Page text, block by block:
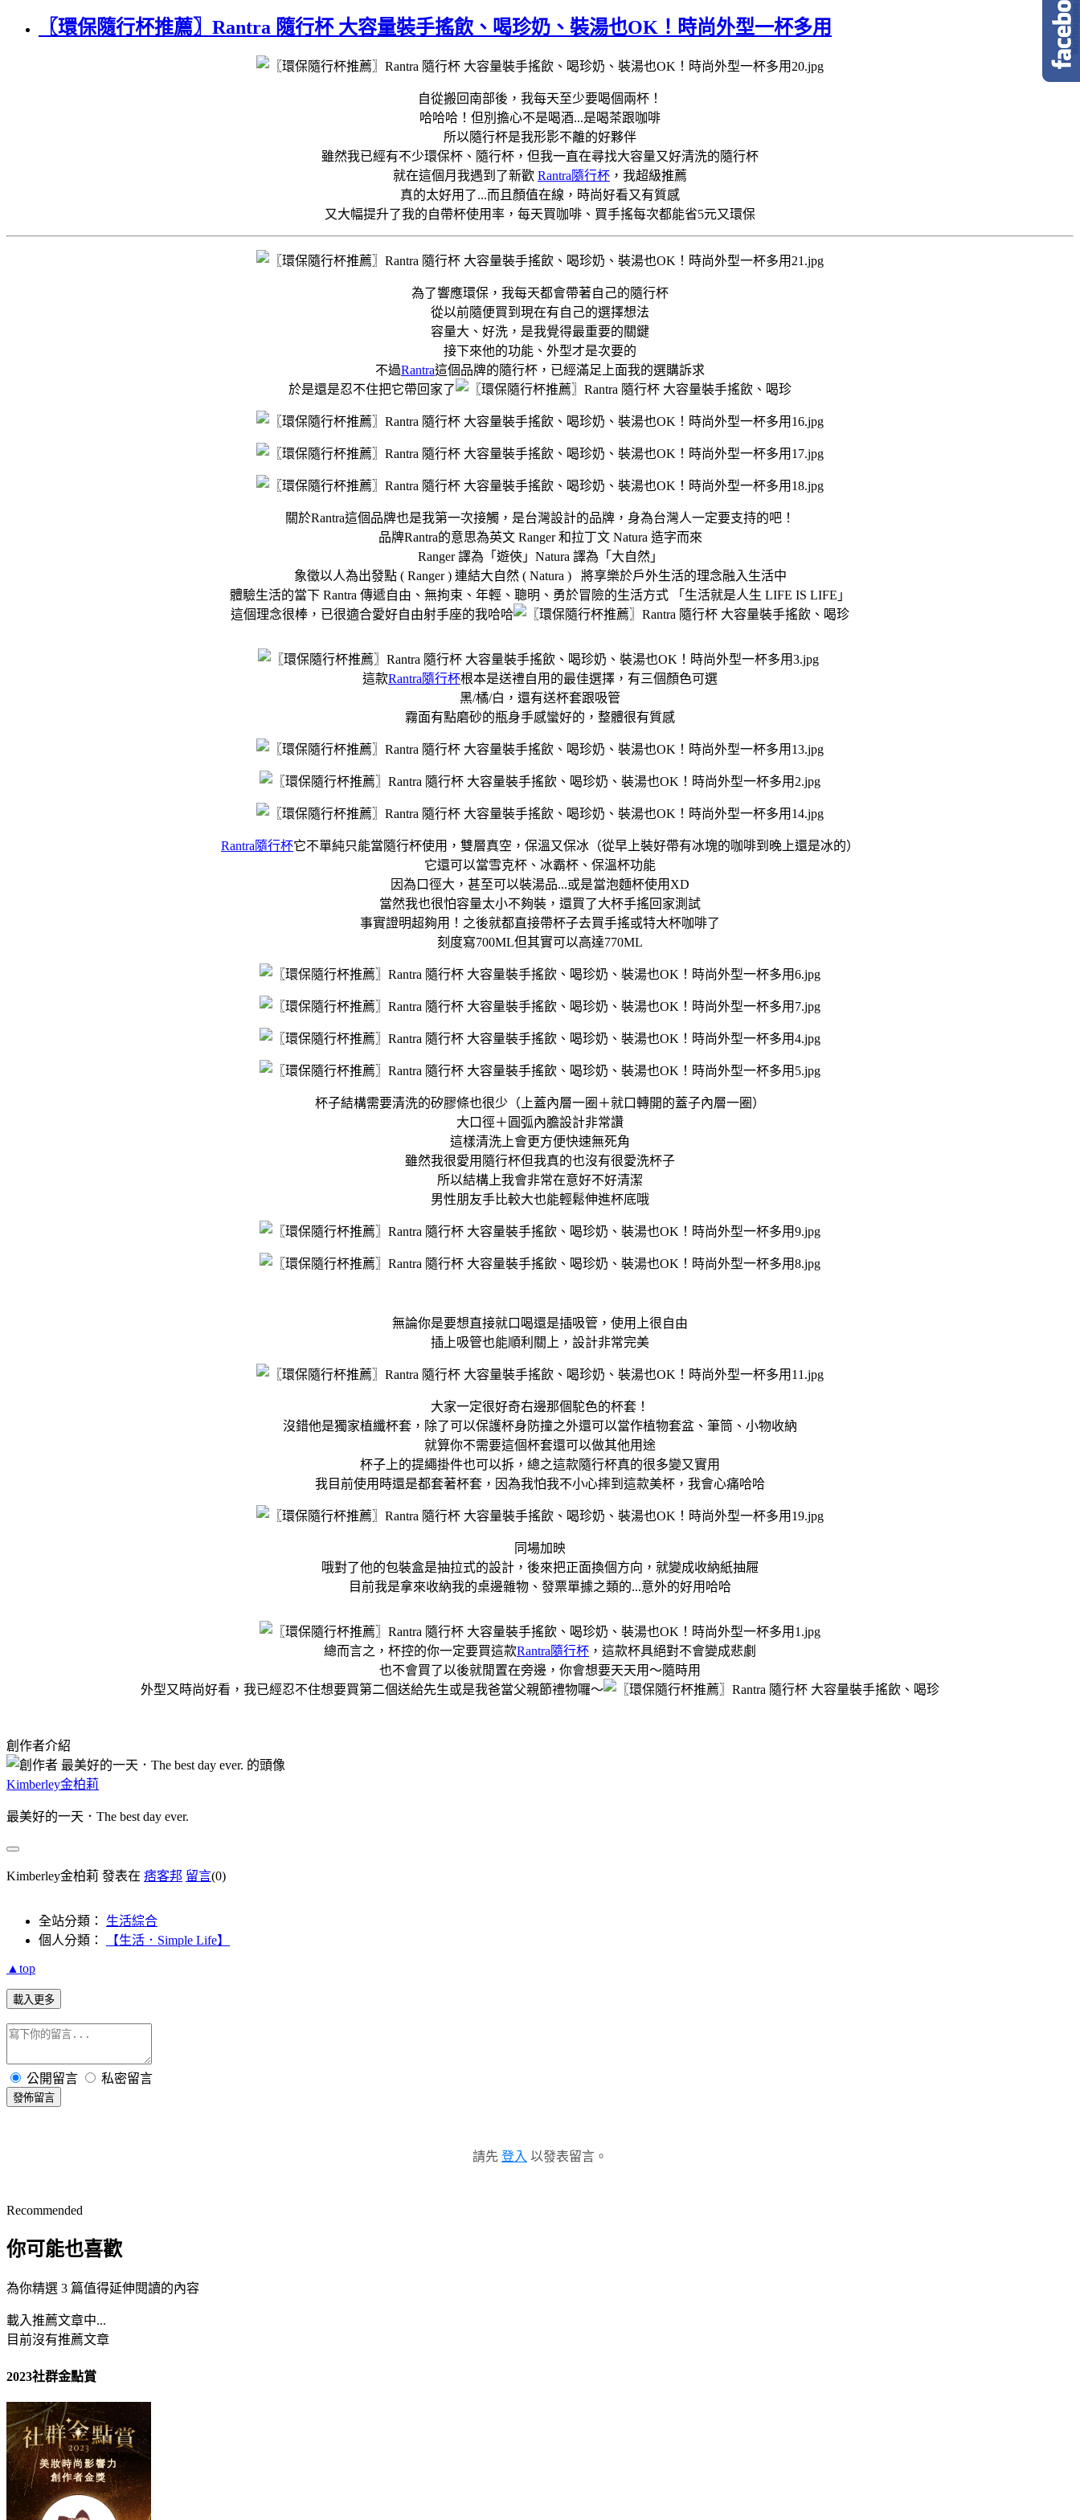
〖環保隨行杯推薦〗Rantra 隨行杯 大容量裝手搖飲、喝珍奶、裝湯也OK！時尚外型一杯多用
自從搬回南部後，我每天至少要喝個兩杯！
哈哈哈！但別擔心不是喝酒...是喝茶跟咖啡
所以隨行杯是我形影不離的好夥伴
雖然我已經有不少環保杯、隨行杯，但我一直在尋找大容量又好清洗的隨行杯
就在這個月我遇到了新歡 Rantra隨行杯 ，我超級推薦
真的太好用了...而且顏值在線，時尚好看又有質感
又大幅提升了我的自帶杯使用率，每天買咖啡、買手搖每次都能省5元又環保
為了響應環保，我每天都會帶著自己的隨行杯
從以前隨便買到現在有自己的選擇想法
容量大、好洗，是我覺得最重要的關鍵
接下來他的功能、外型才是次要的
不過Rantra這個品牌的隨行杯，已經滿足上面我的選購訴求
於是還是忍不住把它帶回家了
關於Rantra這個品牌也是我第一次接觸，是台灣設計的品牌，身為台灣人一定要支持的吧！
品牌Rantra的意思為英文 Ranger 和拉丁文 Natura 造字而來
Ranger 譯為「遊俠」Natura 譯為「大自然」
象徵以人為出發點 ( Ranger ) 連結大自然 ( Natura ) 將享樂於戶外生活的理念融入生活中
體驗生活的當下 Rantra 傳遞自由、無拘束、年輕、聰明、勇於冒險的生活方式 「生活就是人生 LIFE IS LIFE」
這個理念很棒，已很適合愛好自由射手座的我哈哈
這款Rantra隨行杯根本是送禮自用的最佳選擇，有三個顏色可選
黑/橘/白，還有送杯套跟吸管
霧面有點磨砂的瓶身手感蠻好的，整體很有質感
Rantra隨行杯它不單純只能當隨行杯使用，雙層真空，保溫又保冰（從早上裝好帶有冰塊的咖啡到晚上還是冰的）
它還可以當雪克杯、冰霸杯、保溫杯功能
因為口徑大，甚至可以裝湯品...或是當泡麵杯使用XD
當然我也很怕容量太小不夠裝，還買了大杯手搖回家測試
事實證明超夠用！之後就都直接帶杯子去買手搖或特大杯咖啡了
刻度寫700ML但其實可以高達770ML
杯子結構需要清洗的矽膠條也很少（上蓋內層一圈＋就口轉開的蓋子內層一圈）
大口徑＋圓弧內膽設計非常讚
這樣清洗上會更方便快速無死角
雖然我很愛用隨行杯但我真的也沒有很愛洗杯子
所以結構上我會非常在意好不好清潔
男性朋友手比較大也能輕鬆伸進杯底哦
無論你是要想直接就口喝還是插吸管，使用上很自由
插上吸管也能順利關上，設計非常完美
大家一定很好奇右邊那個駝色的杯套！
沒錯他是獨家植纖杯套，除了可以保護杯身防撞之外還可以當作植物套盆、筆筒、小物收納
就算你不需要這個杯套還可以做其他用途
杯子上的提繩掛件也可以拆，總之這款隨行杯真的很多變又實用
我目前使用時還是都套著杯套，因為我怕我不小心摔到這款美杯，我會心痛哈哈
同場加映
哦對了他的包裝盒是抽拉式的設計，後來把正面換個方向，就變成收納紙抽屜
目前我是拿來收納我的桌邊雜物、發票單據之類的...意外的好用哈哈
總而言之，杯控的你一定要買這款Rantra隨行杯 ，這款杯具絕對不會變成悲劇
也不會買了以後就閒置在旁邊，你會想要天天用～隨時用
外型又時尚好看，我已經忍不住想要買第二個送給先生或是我爸當父親節禮物囉～
創作者介紹
Kimberley金柏莉
最美好的一天．The best day ever.
Kimberley金柏莉 發表在 痞客邦 留言(0)
全站分類： 生活綜合
個人分類：
【生活．Simple Life】
▲top
載入更多
公開留言 私密留言
發佈留言
請先 登入 以發表留言。
Recommended
你可能也喜歡
為你精選 3 篇值得延伸閱讀的內容
載入推薦文章中...
目前沒有推薦文章
2023社群金點賞